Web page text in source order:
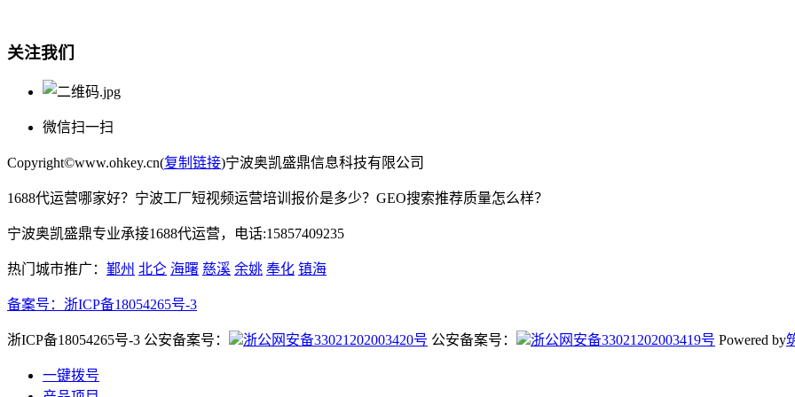
关注我们
微信扫一扫
Copyright©www.ohkey.cn(复制链接)宁波奥凯盛鼎信息科技有限公司
1688代运营哪家好？宁波工厂短视频运营培训报价是多少？GEO搜索推荐质量怎么样？
宁波奥凯盛鼎专业承接1688代运营，电话:15857409235
热门城市推广： 鄞州 北仑 海曙 慈溪 余姚 奉化 镇海
备案号： 浙ICP备18054265号-3
浙ICP备18054265号-3 公安备案号： 浙公网安备33021202003420号 公安备案号： 浙公网安备33021202003419号 Powered by
一键拨号